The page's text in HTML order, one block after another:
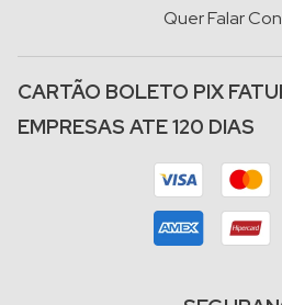
Quer Falar
CARTÃO BOLETO PIX
EMPRESAS ATE 120 DIAS